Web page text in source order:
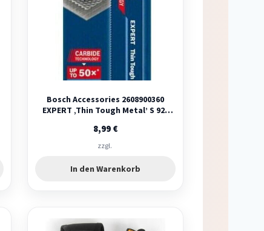
Bosch Accessories 2608900360
EXPERT ‚Thin Tough Metal’ S 922
8,99 €
zzgl.
In den Warenkorb